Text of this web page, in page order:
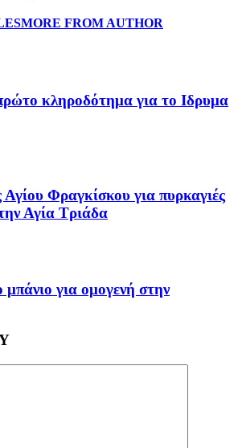
MORE FROM AUTHOR
κληροδότημα για το Ιδρυμα
Φραγκίσκου για πυρκαγιές
Αγία Τριάδα
μπάνιο για ομογενή στην